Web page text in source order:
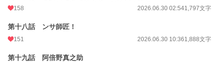
158 2026.06.30 02:541,797文字
第十八話 ンサ師匠！
151 2026.06.30 10:361,888文字
第十九話 阿倍野真之助